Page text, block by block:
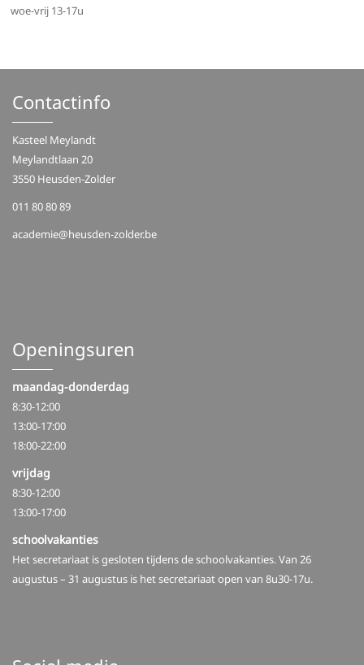
woe-vrij 13-17u
Contactinfo
Kasteel Meylandt
Meylandtlaan 20
3550 Heusden-Zolder
011 80 80 89
academie@heusden-zolder.be
Openingsuren
maandag-donderdag
8:30-12:00
13:00-17:00
18:00-22:00
vrijdag
8:30-12:00
13:00-17:00
schoolvakanties
Het secretariaat is gesloten tijdens de schoolvakanties. Van 26
augustus – 31 augustus is het secretariaat open van 8u30-17u.